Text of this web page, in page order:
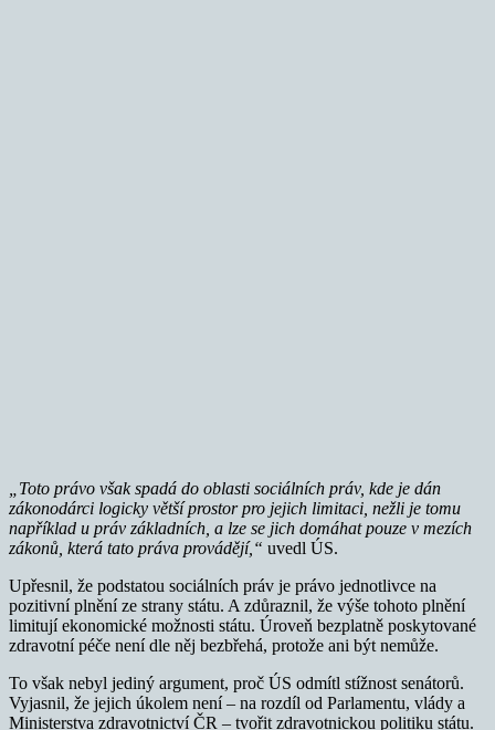
„Toto právo však spadá do oblasti sociálních práv, kde je dán
zákonodárci logicky větší prostor pro jejich limitaci, nežli je tomu
například u práv základních, a lze se jich domáhat pouze v mezích
zákonů, která tato práva provádějí,“ uvedl ÚS.
Upřesnil, že podstatou sociálních práv je právo jednotlivce na
pozitivní plnění ze strany státu. A zdůraznil, že výše tohoto plnění
limitují ekonomické možnosti státu. Úroveň bezplatně poskytované
zdravotní péče není dle něj bezbřehá, protože ani být nemůže.
To však nebyl jediný argument, proč ÚS odmítl stížnost senátorů.
Vyjasnil, že jejich úkolem není – na rozdíl od Parlamentu, vlády a
Ministerstva zdravotnictví ČR – tvořit zdravotnickou politiku státu.